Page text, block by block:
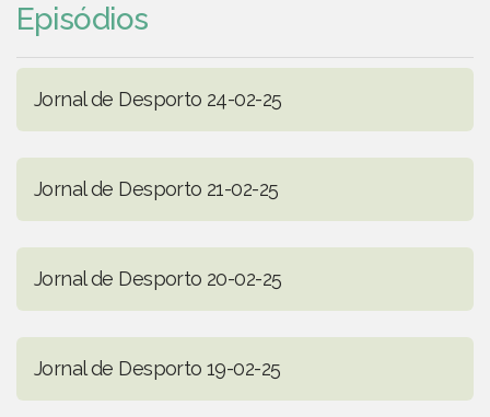
Episódios
Jornal de Desporto 24-02-25
Jornal de Desporto 21-02-25
Jornal de Desporto 20-02-25
Jornal de Desporto 19-02-25